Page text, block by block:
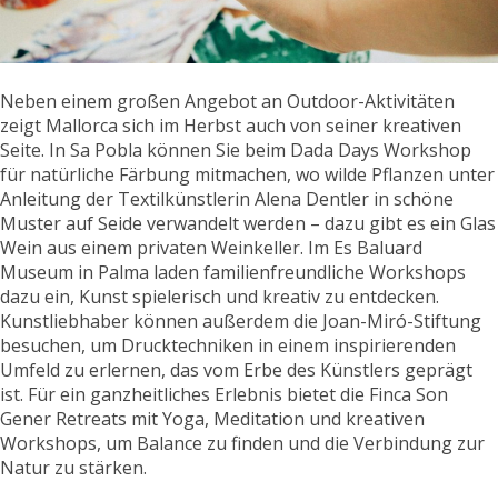
Neben einem großen Angebot an Outdoor-Aktivitäten
zeigt Mallorca sich im Herbst auch von seiner kreativen
Seite. In Sa Pobla können Sie beim Dada Days Workshop
für natürliche Färbung mitmachen, wo wilde Pflanzen unter
Anleitung der Textilkünstlerin Alena Dentler in schöne
Muster auf Seide verwandelt werden – dazu gibt es ein Glas
Wein aus einem privaten Weinkeller. Im Es Baluard
Museum in Palma laden familienfreundliche Workshops
dazu ein, Kunst spielerisch und kreativ zu entdecken.
Kunstliebhaber können außerdem die Joan-Miró-Stiftung
besuchen, um Drucktechniken in einem inspirierenden
Umfeld zu erlernen, das vom Erbe des Künstlers geprägt
ist. Für ein ganzheitliches Erlebnis bietet die Finca Son
Gener Retreats mit Yoga, Meditation und kreativen
Workshops, um Balance zu finden und die Verbindung zur
Natur zu stärken.